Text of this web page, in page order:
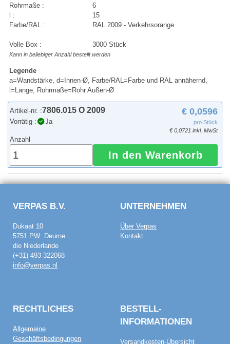
Rohrmaße :
6
l :
15
Farbe/RAL :
RAL 2009 - Verkehrsorange
Volle Box : 3000 Stück
Kann in beliebiger Anzahl bestellt werden
Legende
a=Wandstärke, d=Innen-Ø, Farbe/RAL=Farbe und RAL annähernd,
l=Länge, Rohrmaße=Rohr Außen-Ø
Artikel-nr. :7806.015 O 2009
Vorrätig : Ja
€ 0,0596
pro Stück
€ 0,0721 inkl. MwSt
Anzahl
In den Warenkorb
VERPAS B.V.
Dukaat 10
5751 PW Deurne
die Niederlande
(+31) 493 322068
info@verpas.nl
UNTERNEHMEN
Über Verpas
Kontakt
RECHTLICHES
Allgemeine
Geschäftsbedingungen
BESTELL­
INFORMATIONEN
Versandkosten-Übersicht